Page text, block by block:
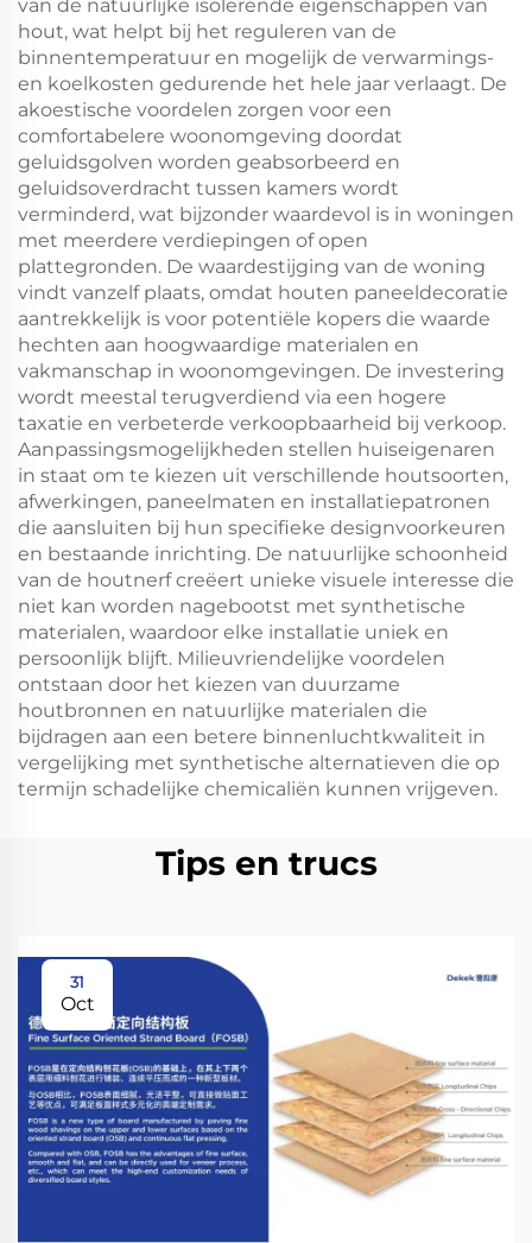
van de natuurlijke isolerende eigenschappen van
hout, wat helpt bij het reguleren van de
binnentemperatuur en mogelijk de verwarmings-
en koelkosten gedurende het hele jaar verlaagt. De
akoestische voordelen zorgen voor een
comfortabelere woonomgeving doordat
geluidsgolven worden geabsorbeerd en
geluidsoverdracht tussen kamers wordt
verminderd, wat bijzonder waardevol is in woningen
met meerdere verdiepingen of open
plattegronden. De waardestijging van de woning
vindt vanzelf plaats, omdat houten paneeldecoratie
aantrekkelijk is voor potentiële kopers die waarde
hechten aan hoogwaardige materialen en
vakmanschap in woonomgevingen. De investering
wordt meestal terugverdiend via een hogere
taxatie en verbeterde verkoopbaarheid bij verkoop.
Aanpassingsmogelijkheden stellen huiseigenaren
in staat om te kiezen uit verschillende houtsoorten,
afwerkingen, paneelmaten en installatiepatronen
die aansluiten bij hun specifieke designvoorkeuren
en bestaande inrichting. De natuurlijke schoonheid
van de houtnerf creëert unieke visuele interesse die
niet kan worden nagebootst met synthetische
materialen, waardoor elke installatie uniek en
persoonlijk blijft. Milieuvriendelijke voordelen
ontstaan door het kiezen van duurzame
houtbronnen en natuurlijke materialen die
bijdragen aan een betere binnenluchtkwaliteit in
vergelijking met synthetische alternatieven die op
termijn schadelijke chemicaliën kunnen vrijgeven.
Tips en trucs
31
Oct